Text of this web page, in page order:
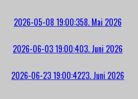
2026-05-08 19:00:358. Mai 2026
2026-06-03 19:00:403. Juni 2026
2026-06-23 19:00:4223. Juni 2026